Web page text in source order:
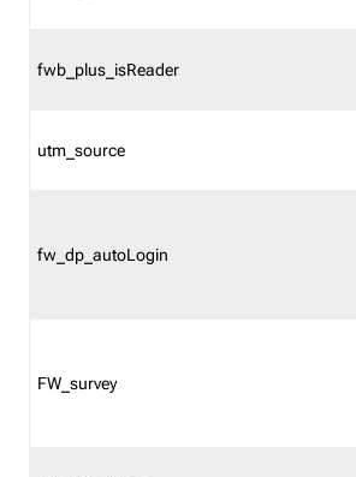
fwb_plus_isReader
utm_source
fw_dp_autoLogin
FW_survey